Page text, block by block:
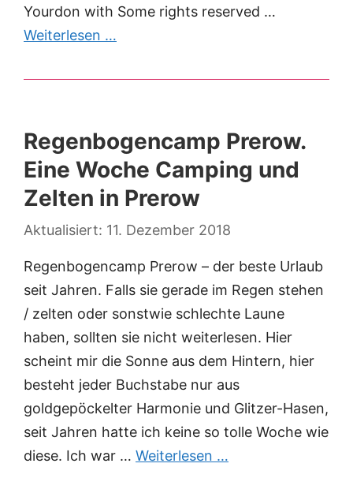
Yourdon with Some rights reserved …
Weiterlesen …
Regenbogencamp Prerow.
Eine Woche Camping und
Zelten in Prerow
11. Dezember 2018
Regenbogencamp Prerow – der beste Urlaub
seit Jahren. Falls sie gerade im Regen stehen
/ zelten oder sonstwie schlechte Laune
haben, sollten sie nicht weiterlesen. Hier
scheint mir die Sonne aus dem Hintern, hier
besteht jeder Buchstabe nur aus
goldgepöckelter Harmonie und Glitzer-Hasen,
seit Jahren hatte ich keine so tolle Woche wie
diese. Ich war … Weiterlesen …